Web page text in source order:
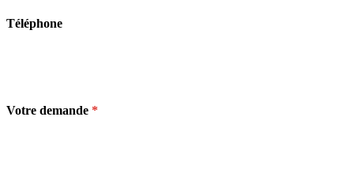
Téléphone
Votre demande